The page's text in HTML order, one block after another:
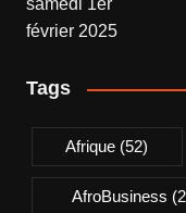
Tags
Afrique (52)
AfroBusiness